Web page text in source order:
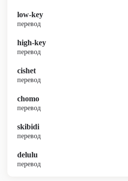
low-key
перевод
high-key
перевод
cishet
перевод
chomo
перевод
skibidi
перевод
delulu
перевод